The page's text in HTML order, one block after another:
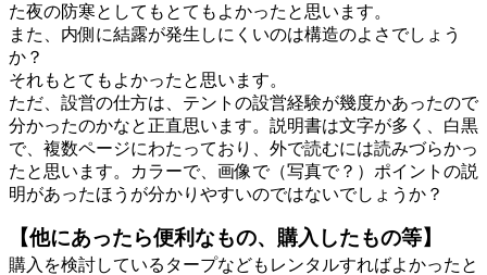
た夜の防寒としてもとてもよかったと思います。
また、内側に結露が発生しにくいのは構造のよさでしょう
か？
それもとてもよかったと思います。
ただ、設営の仕方は、テントの設営経験が幾度かあったので
分かったのかなと正直思います。説明書は文字が多く、白黒
で、複数ページにわたっており、外で読むには読みづらかっ
たと思います。カラーで、画像で（写真で？）ポイントの説
明があったほうが分かりやすいのではないでしょうか？
【他にあったら便利なもの、購入したもの等】
購入を検討しているタープなどもレンタルすればよかったと